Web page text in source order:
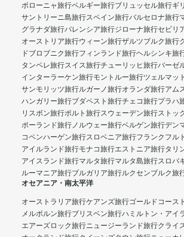
ボローニャ旅行ベルギー旅行ブリュッセル旅行ギ
サントリーニ島旅行スペイン旅行バルセロナ旅行
グラナダ旅行バレンシア旅行ジローナ旅行セビリ
オーストリア旅行ウィーン旅行ザルツブルク旅行
ドブロブニク旅行フィンランド旅行ヘルシンキ旅
タンペレ旅行スイス旅行チューリッヒ旅行バーゼ
インターラーケン旅行モントルー旅行ツェルマッ
サンモリッツ旅行ルガーノ旅行オランダ旅行アム
ハンガリー旅行ブダペスト旅行チェコ旅行プラハ
リスボン旅行ポルト旅行スウェーデン旅行ストッ
ポーランド旅行ノルウェー旅行ベルゲン旅行デン
コペンハーゲン旅行スロベニア旅行フランクフル
アイルランド旅行モナコ旅行エストニア旅行タリ
アイスランド旅行マルタ旅行マルタ島旅行スロバ
ルーマニア旅行ブルガリア旅行ルクセンブルク旅
オセアニア・南太平洋
オーストラリア旅行ケアンズ旅行ゴールドコース
メルボルン旅行ブリスベン旅行ハミルトン・アイ
エアーズロック旅行ニュージーランド旅行クライ